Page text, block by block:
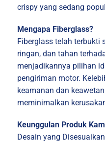
crispy yang sedang
Mengapa Fiberglass?
Fiberglass telah terbukti
ringan, dan tahan
menjadikannya pilihan
pengiriman motor.
keamanan dan
meminimalkan
Keunggulan Produk
Desain yang